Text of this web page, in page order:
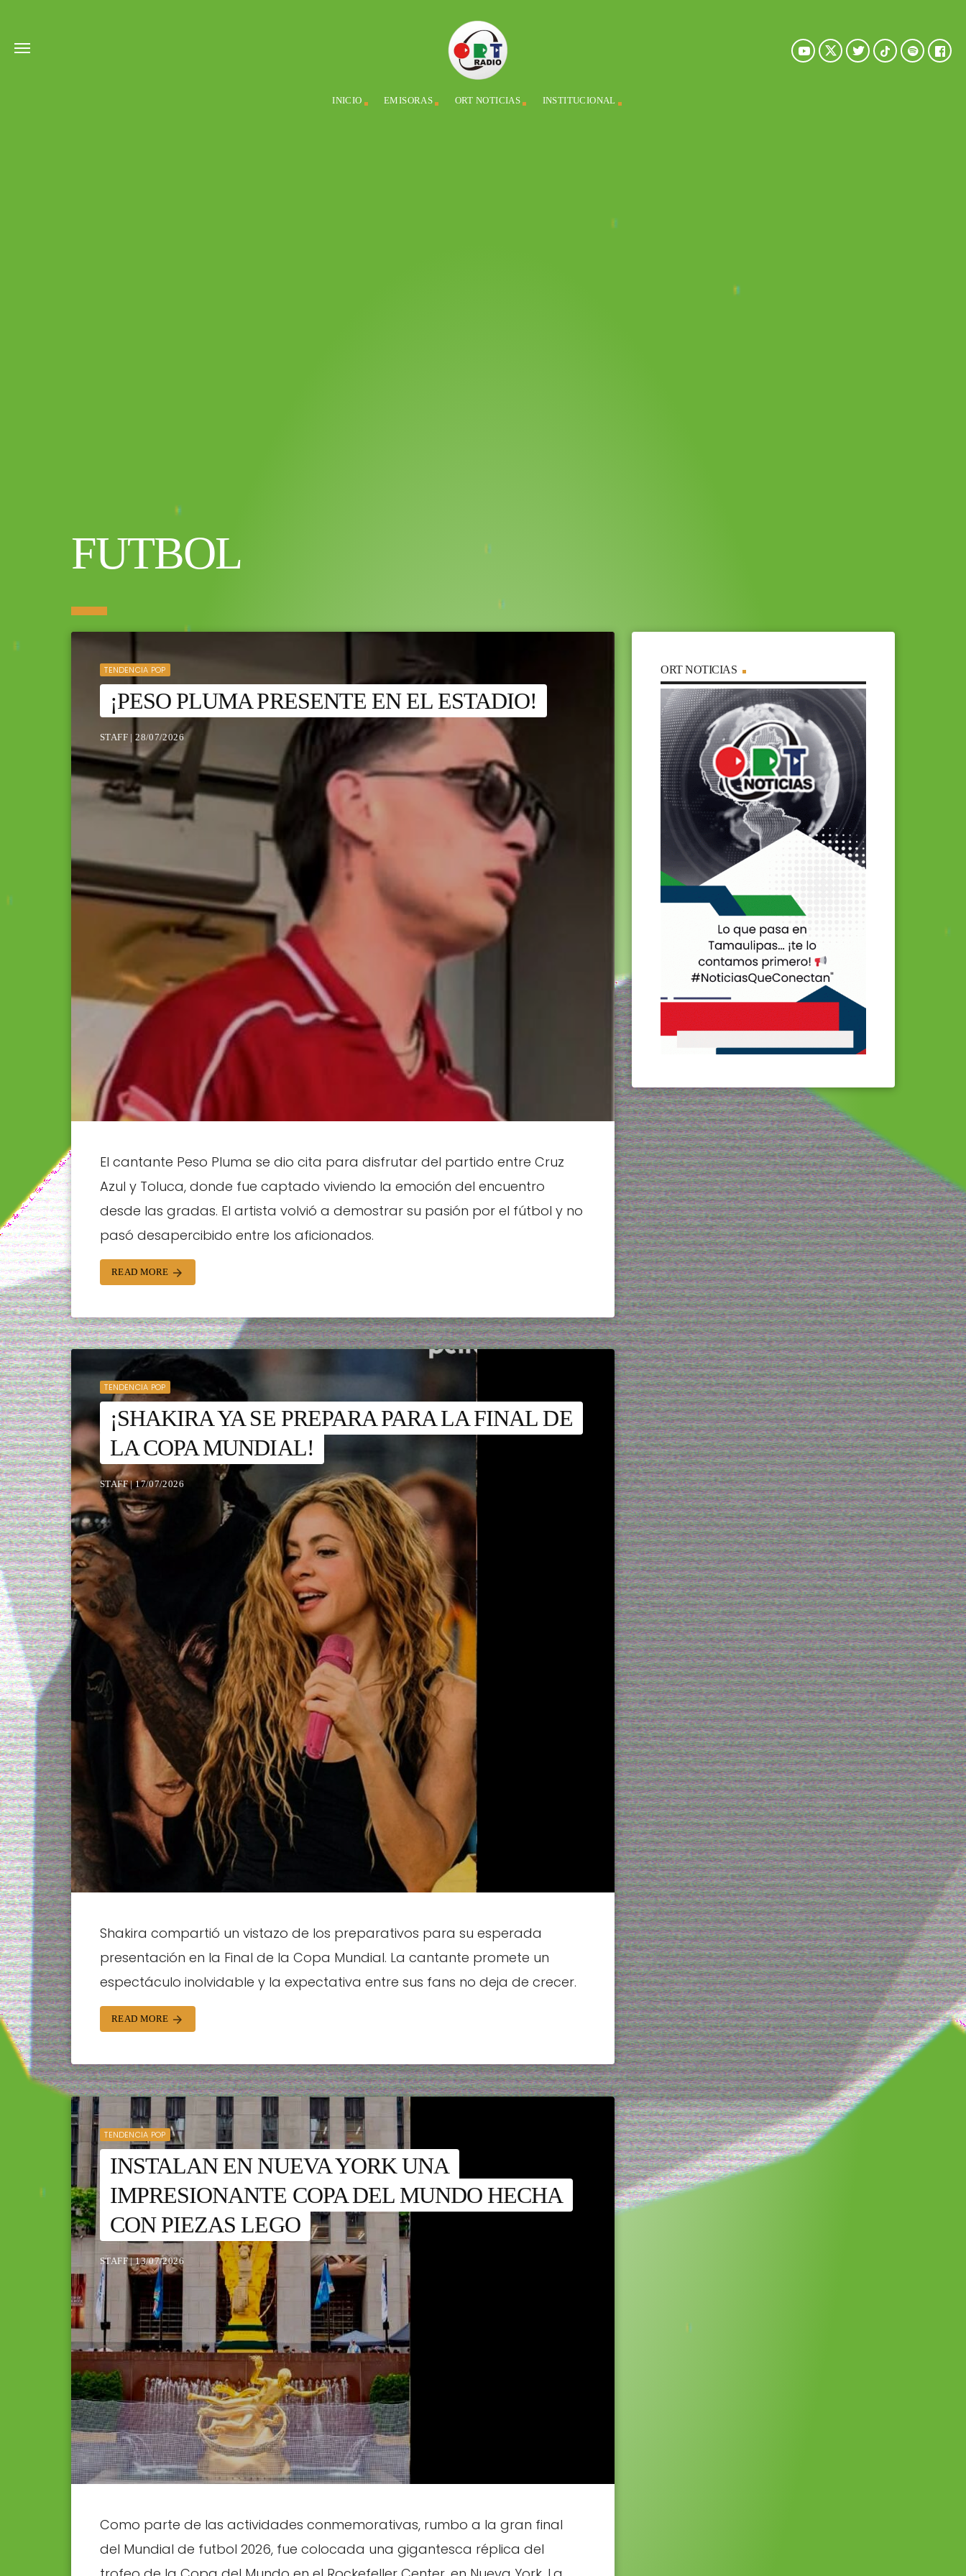
INICIO EMISORAS ORT NOTICIAS INSTITUCIONAL
FUTBOL
TENDENCIA POP
¡PESO PLUMA PRESENTE EN EL ESTADIO!
STAFF | 28/07/2026
El cantante Peso Pluma se dio cita para disfrutar del partido entre Cruz
Azul y Toluca, donde fue captado viviendo la emoción del encuentro
desde las gradas. El artista volvió a demostrar su pasión por el fútbol y no
pasó desapercibido entre los aficionados.
READ MORE arrow_forward
TENDENCIA POP
¡SHAKIRA YA SE PREPARA PARA LA FINAL DE
LA COPA MUNDIAL!
STAFF | 17/07/2026
Shakira compartió un vistazo de los preparativos para su esperada
presentación en la Final de la Copa Mundial. La cantante promete un
espectáculo inolvidable y la expectativa entre sus fans no deja de crecer.
READ MORE arrow_forward
TENDENCIA POP
INSTALAN EN NUEVA YORK UNA
IMPRESIONANTE COPA DEL MUNDO HECHA
CON PIEZAS LEGO
STAFF | 13/07/2026
Como parte de las actividades conmemorativas, rumbo a la gran final
del Mundial de futbol 2026, fue colocada una gigantesca réplica del
ORT NOTICIAS